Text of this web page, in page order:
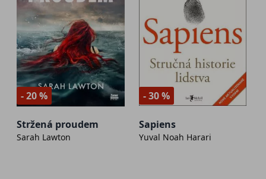
- 20 %
Stržená proudem
Sarah Lawton
- 30 %
Sapiens
Yuval Noah Harari